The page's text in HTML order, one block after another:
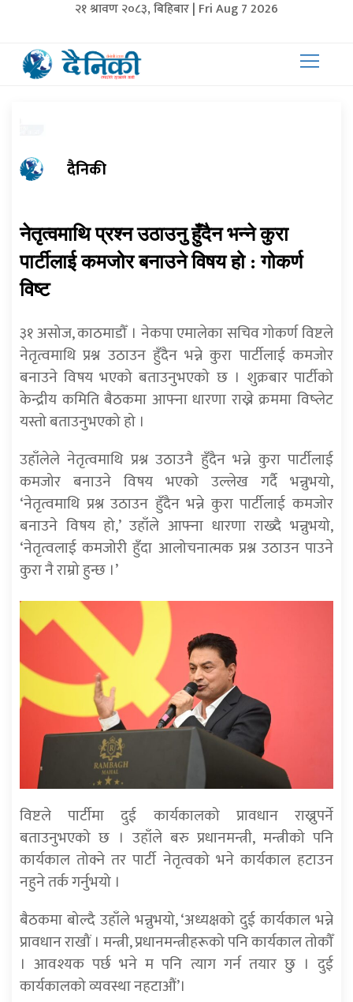
२१ श्रावण २०८३, बिहिबार | Fri Aug 7 2026
दैनिकी
नेतृत्वमाथि प्रश्न उठाउनु हुँदैन भन्ने कुरा
पार्टीलाई कमजोर बनाउने विषय हो : गोकर्ण
विष्ट
३१ असोज, काठमाडौँ । नेकपा एमालेका सचिव गोकर्ण विष्टले
नेतृत्वमाथि प्रश्न उठाउन हुँदैन भन्ने कुरा पार्टीलाई कमजोर
बनाउने विषय भएको बताउनुभएको छ । शुक्रबार पार्टीको
केन्द्रीय कमिति बैठकमा आफ्ना धारणा राख्ने क्रममा विष्लेट
यस्तो बताउनुभएको हो ।
उहाँलेले नेतृत्वमाथि प्रश्न उठाउनै हुँदैन भन्ने कुरा पार्टीलाई
कमजोर बनाउने विषय भएको उल्लेख गर्दै भन्नुभयो,
‘नेतृत्वमाथि प्रश्न उठाउन हुँदैन भन्ने कुरा पार्टीलाई कमजोर
बनाउने विषय हो,’ उहाँले आफ्ना धारणा राख्दै भन्नुभयो,
‘नेतृत्वलाई कमजोरी हुँदा आलोचनात्मक प्रश्न उठाउन पाउने
कुरा नै राम्रो हुन्छ ।’
विष्टले पार्टीमा दुई कार्यकालको प्रावधान राख्नुपर्ने
बताउनुभएको छ । उहाँले बरु प्रधानमन्त्री, मन्त्रीको पनि
कार्यकाल तोक्ने तर पार्टी नेतृत्वको भने कार्यकाल हटाउन
नहुने तर्क गर्नुभयो ।
बैठकमा बोल्दै उहाँले भन्नुभयो, ‘अध्यक्षको दुई कार्यकाल भन्ने
प्रावधान राखौं । मन्त्री, प्रधानमन्त्रीहरूको पनि कार्यकाल तोकौँ
। आवश्यक पर्छ भने म पनि त्याग गर्न तयार छु । दुई
कार्यकालको व्यवस्था नहटाऔं’।